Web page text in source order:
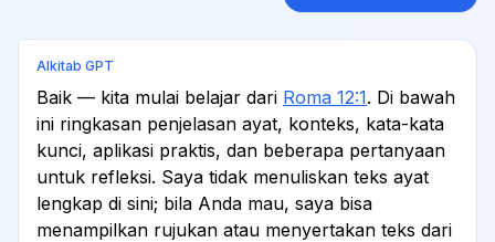
Alkitab GPT
Baik — kita mulai belajar dari Roma 12:1. Di bawah
ini ringkasan penjelasan ayat, konteks, kata-kata
kunci, aplikasi praktis, dan beberapa pertanyaan
untuk refleksi. Saya tidak menuliskan teks ayat
lengkap di sini; bila Anda mau, saya bisa
menampilkan rujukan atau menyertakan teks dari